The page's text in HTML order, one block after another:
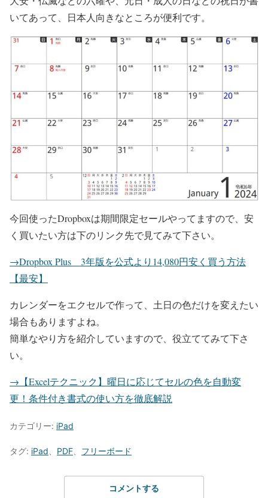
いてあって、日本人向きなところが便利です。
今回使ったDropboxは期間限定セールやってますので、安
く買いたい方は下のリンク先で見てみて下さい。
→Dropbox Plus 3年版を公式より14,080円安く買う方法
【最安】
カレンダーをエクセルで作って、土日の色だけを変えたい
場合もありますよね。
簡単なやり方を紹介していますので、役立ててみて下さ
い。
→【Excelテクニック】曜日に応じてセルの色を自動変
更！条件付き書式の使い方を徹底解説
カテゴリー: iPad
タグ: iPad PDF フリーボード
コメントする